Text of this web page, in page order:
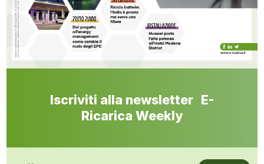
Iscriviti alla newsletter E-
Ricarica Weekly